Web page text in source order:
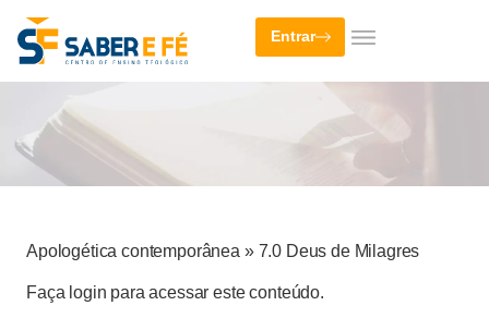
Entrar
Apologética contemporânea » 7.0 Deus de Milagres
Faça login para acessar este conteúdo.